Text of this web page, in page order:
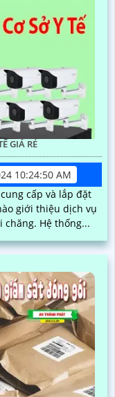
GIÁ RẺ
10:24:50 AM
cấp và lắp đặt
giới thiệu dịch vụ
lắp camera cho cơ sở y tế với giá cả phải chăng. Hệ thống...